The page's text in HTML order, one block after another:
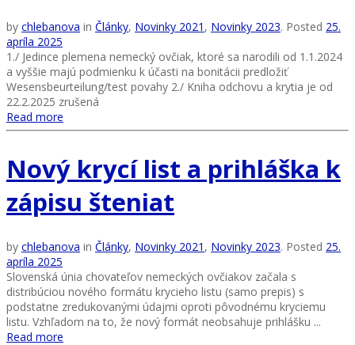
by chlebanova in Články, Novinky 2021 , Novinky 2023. Posted 25.
apríla 2025
1./ Jedince plemena nemecký ovčiak, ktoré sa narodili od 1.1.2024
a vyššie majú podmienku k účasti na bonitácii predložiť
Wesensbeurteilung/test povahy 2./ Kniha odchovu a krytia je od
22.2.2025 zrušená
Read more
Nový krycí list a prihláška k
zápisu šteniat
by chlebanova in Články, Novinky 2021 , Novinky 2023. Posted 25.
apríla 2025
Slovenská únia chovateľov nemeckých ovčiakov začala s
distribúciou nového formátu krycieho listu (samo prepis) s
podstatne zredukovanými údajmi oproti pôvodnému kryciemu
listu. Vzhľadom na to, že nový formát neobsahuje prihlášku ...
Read more